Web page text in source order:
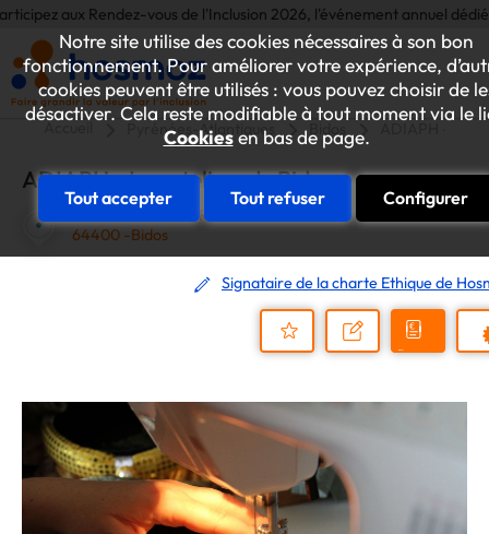
Notre site utilise des cookies nécessaires à son bon
fonctionnement. Pour améliorer votre expérience,
cookies peuvent être utilisés : vous pouvez choisir de
désactiver. Cela reste modifiable à tout moment via le
Cookiesen bas de page.
Tout accepter Tout refuser Configurer
aux Rendez-vous de l'Inclusion 2026, l'événement annuel dédié
Accueil Pyrénées-Atlantiques
ADIAPH - Les ateliers de Bidos
19 RUE JB LASSERRE
64400 -Bidos
Signataire de la charte Ethique de
dossier
Nous
Demander